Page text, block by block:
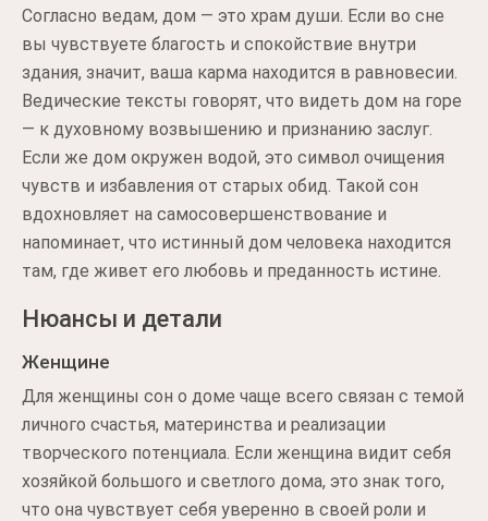
Согласно ведам, дом — это храм души. Если во сне
вы чувствуете благость и спокойствие внутри
здания, значит, ваша карма находится в равновесии.
Ведические тексты говорят, что видеть дом на горе
— к духовному возвышению и признанию заслуг.
Если же дом окружен водой, это символ очищения
чувств и избавления от старых обид. Такой сон
вдохновляет на самосовершенствование и
напоминает, что истинный дом человека находится
там, где живет его любовь и преданность истине.
Нюансы и детали
Женщине
Для женщины сон о доме чаще всего связан с темой
личного счастья, материнства и реализации
творческого потенциала. Если женщина видит себя
хозяйкой большого и светлого дома, это знак того,
что она чувствует себя уверенно в своей роли и